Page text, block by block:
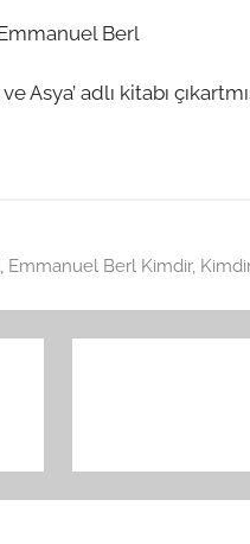
Asya’ adlı kitabı
, Emmanuel Berl Kimdir,